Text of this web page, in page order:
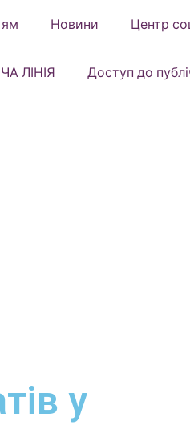
Новини Центр
ЛІНІЯ Доступ до
у